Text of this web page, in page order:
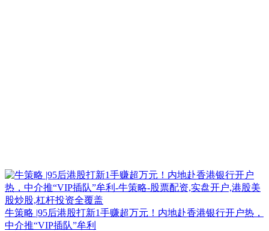
牛策略 |95后港股打新1手赚超万元！内地赴香港银行开户热，
中介推“VIP插队”牟利